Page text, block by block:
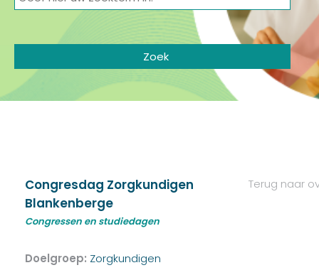
Terug naar
Congresdag Zorgkundigen
Blankenberge
Congressen en studiedagen
Doelgroep: Zorgkundigen